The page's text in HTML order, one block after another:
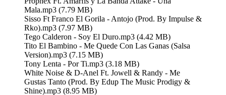
Mala.mp3 (7.79 MB)
Sisso Ft Franco El Gorila - Antojo (Prod. By Impulse &
Rko).mp3 (7.97 MB)
Tego Calderon - Soy El Duro.mp3 (4.42 MB)
Tito El Bambino - Me Quede Con Las Ganas (Salsa
Version).mp3 (7.15 MB)
Tony Lenta - Por Ti.mp3 (3.18 MB)
White Noise & D-Anel Ft. Jowell & Randy - Me
Gustas Tanto (Prod. By Edup The Music Prodigy &
Shine).mp3 (8.95 MB)